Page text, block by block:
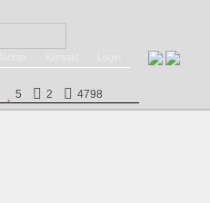
5 2 4798